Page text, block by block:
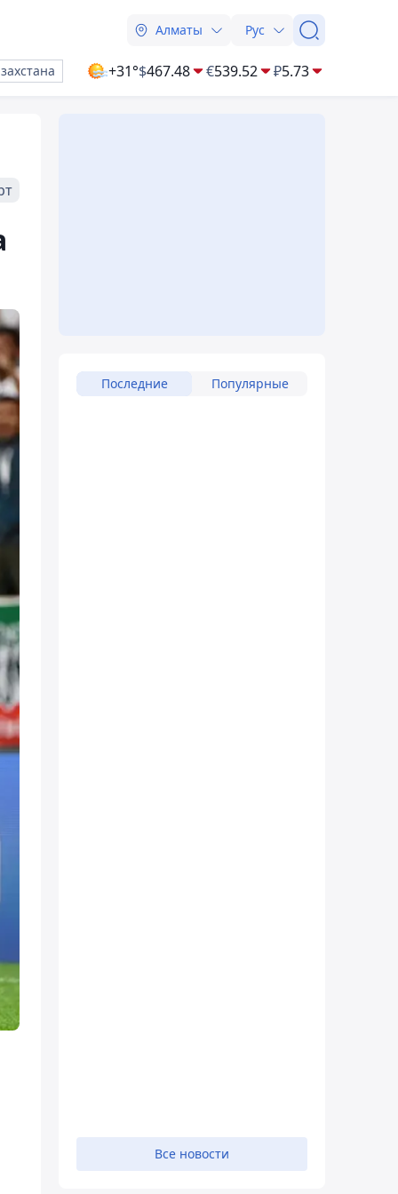
Алматы Рус
+31°$467.48 €539.52 ₽5.73
Последние Популярные
Все новости